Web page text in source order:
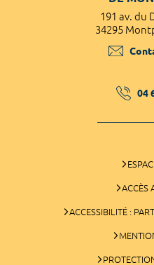
191 av. du
34295
04
ACCÈS
ACCESSIBILITÉ :